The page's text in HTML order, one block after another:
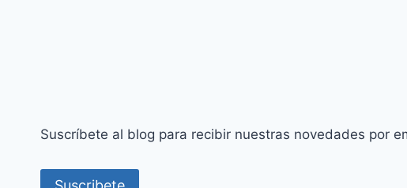
Suscríbete al blog para recibir nuestras novedades por